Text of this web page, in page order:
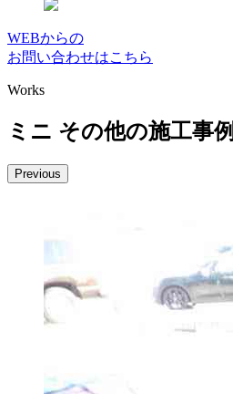
WEBからの
お問い合わせはこちら
Works
ミニ その他の施工事例
Previous